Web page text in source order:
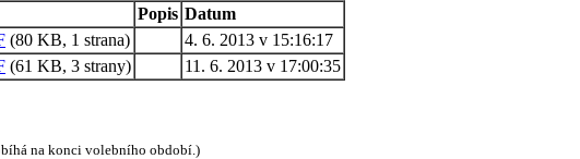
Popis Datum
(80 KB, 1 strana)
4. 6. 2013 v 15:16:17
(61 KB, 3 strany) 11. 6. 2013 v 17:00:35
na konci volebního období.)